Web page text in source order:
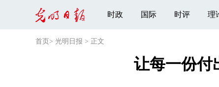
时政 国际 时评 理
首页 > 光明日报 > 正文
让每一份